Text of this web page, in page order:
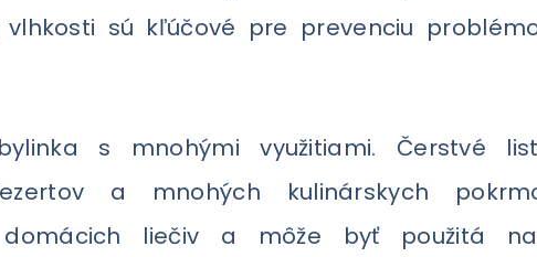
sú kľúčové pre prevenciu
s mnohými využitiami. Čerstvé
a mnohých kulinárskych
liečiv a môže byť použitá na